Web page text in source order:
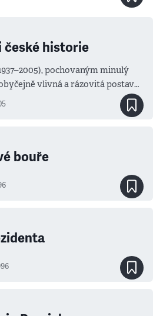
české historie
pochovaným minulý
vlivná a rázovitá postava
pán vyhlížel jako převtělení
nějakých anket, tak v nich
Před listopadem pracoval v
a knihy, v českých poměrech
působily pozdvižení.
o Hrad, jeho nejznámější dílo.
bouře